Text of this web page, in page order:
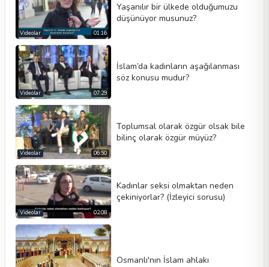
01:16
Videolar
Yaşanılır bir ülkede olduğumuzu
düşünüyor musunuz?
07:29
Videolar
İslam’da kadınların aşağılanması
söz konusu mudur?
06:50
Videolar
Toplumsal olarak özgür olsak bile
bilinç olarak özgür müyüz?
02:08
Videolar
Kadınlar seksi olmaktan neden
çekiniyorlar? (İzleyici sorusu)
Osmanlı'nın İslam ahlakı